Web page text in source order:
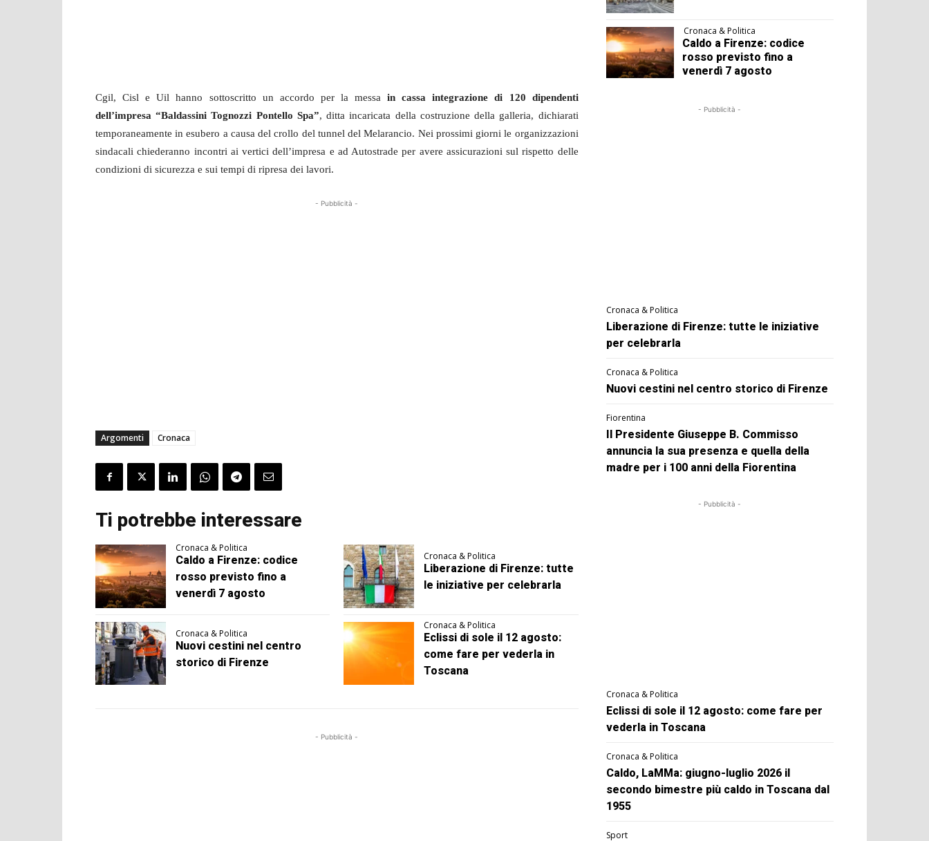
Cgil, Cisl e Uil hanno sottoscritto un accordo per la messa in cassa integrazione di 120 dipendenti
dell’impresa “Baldassini Tognozzi Pontello Spa”, ditta incaricata della costruzione della galleria, dichiarati
temporaneamente in esubero a causa del crollo del tunnel del Melarancio. Nei prossimi giorni le organizzazioni
sindacali chiederanno incontri ai vertici dell’impresa e ad Autostrade per avere assicurazioni sul rispetto delle
condizioni di sicurezza e sui tempi di ripresa dei lavori.
- Pubblicità -
Argomenti Cronaca
Ti potrebbe interessare
Cronaca & Politica
Caldo a Firenze: codice
rosso previsto fino a
venerdì 7 agosto
Cronaca & Politica
Liberazione di Firenze: tutte
le iniziative per celebrarla
Cronaca & Politica
Nuovi cestini nel centro
storico di Firenze
Cronaca & Politica
Eclissi di sole il 12 agosto:
come fare per vederla in
Toscana
- Pubblicità -
Cronaca & Politica
Caldo a Firenze: codice
rosso previsto fino a
venerdì 7 agosto
- Pubblicità -
Cronaca & Politica
Liberazione di Firenze: tutte le iniziative
per celebrarla
Cronaca & Politica
Nuovi cestini nel centro storico di Firenze
Fiorentina
Il Presidente Giuseppe B. Commisso
annuncia la sua presenza e quella della
madre per i 100 anni della Fiorentina
- Pubblicità -
Cronaca & Politica
Eclissi di sole il 12 agosto: come fare per
vederla in Toscana
Cronaca & Politica
Caldo, LaMMa: giugno-luglio 2026 il
secondo bimestre più caldo in Toscana dal
1955
Sport